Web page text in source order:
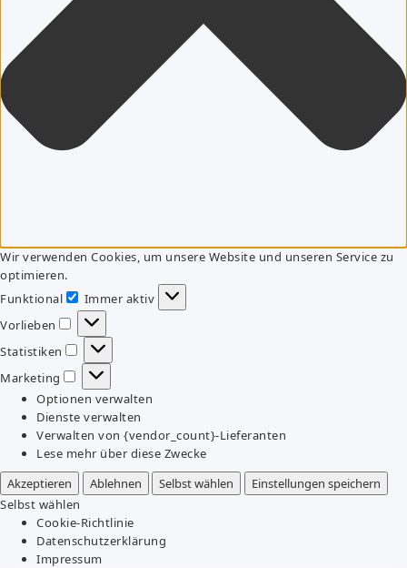
Wir verwenden Cookies, um unsere Website und unseren Service zu
optimieren.
Funktional
Funktional
Immer aktiv
Vorlieben
Vorlieben
Statistiken
Statistiken
Marketing
Marketing
Optionen verwalten
Dienste verwalten
Verwalten von {vendor_count}-Lieferanten
Lese mehr über diese Zwecke
Akzeptieren
Ablehnen Selbst wählen
Einstellungen speichern
Selbst wählen
Cookie-Richtlinie
Datenschutzerklärung
Impressum